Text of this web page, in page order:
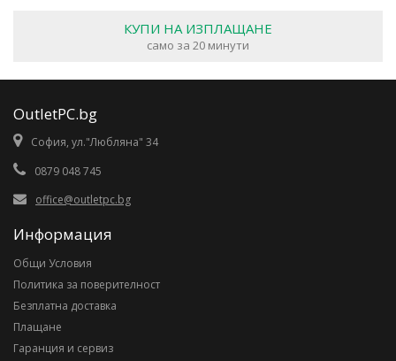
КУПИ НА ИЗПЛАЩАНЕ
само за 20 минути
OutletPC.bg
София, ул."Любляна" 34
0879 048 745
office@outletpc.bg
Информация
Общи Условия
Политика за поверителност
Безплатна доставка
Плащане
Гаранция и сервиз